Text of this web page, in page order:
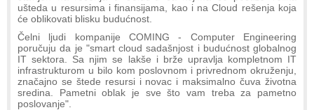
ušteda u resursima i finansijama, kao i na Cloud rešenja koja
će oblikovati blisku budućnost.
Čelni ljudi kompanije COMING - Computer Engineering
poručuju da je "smart cloud sadašnjost i budućnost globalnog
IT sektora. Sa njim se lakše i brže upravlja kompletnom IT
infrastrukturom u bilo kom poslovnom i privrednom okruženju,
značajno se štede resursi i novac i maksimalno čuva životna
sredina. Pametni oblak je sve što vam treba za pametno
poslovanje".